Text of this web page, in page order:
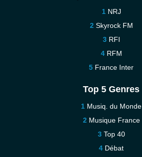
NRJ
Skyrock FM
RFI
RFM
France Inter
Top 5 Genres
Musiq. du Monde
Musique France
Top 40
Débat